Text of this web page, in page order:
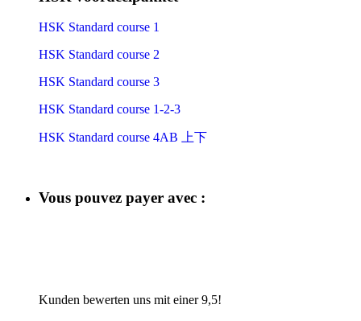
HSK Standard course 1
HSK Standard course 2
HSK Standard course 3
HSK Standard course 1-2-3
HSK Standard course 4AB 上下
Vous pouvez payer avec :
Kunden bewerten uns mit einer 9,5!